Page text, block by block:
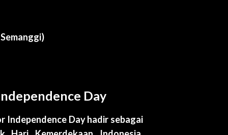
Day
Independence Day hadir sebagai